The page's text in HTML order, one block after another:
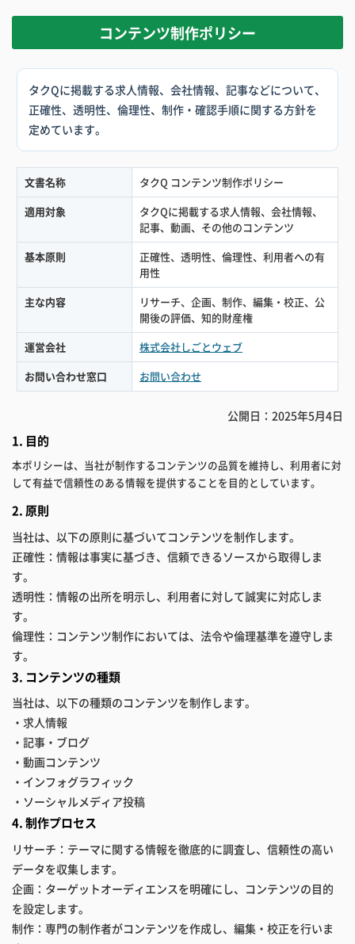
コンテンツ制作ポリシー
タクQに掲載する求人情報、会社情報、記事などについて、
正確性、透明性、倫理性、制作・確認手順に関する方針を
定めています。
文書名称
タクQ コンテンツ制作ポリシー
適用対象
タクQに掲載する求人情報、会社情報、
記事、動画、その他のコンテンツ
基本原則
正確性、透明性、倫理性、利用者への有
用性
主な内容
リサーチ、企画、制作、編集・校正、公
開後の評価、知的財産権
運営会社
株式会社しごとウェブ
お問い合わせ窓口
お問い合わせ
公開日： 2025年5月4日
1. 目的
本ポリシーは、当社が制作するコンテンツの品質を維持し、利用者に対
して有益で信頼性のある情報を提供することを目的としています。
2. 原則
当社は、以下の原則に基づいてコンテンツを制作します。
正確性：情報は事実に基づき、信頼できるソースから取得しま
す。
透明性：情報の出所を明示し、利用者に対して誠実に対応しま
す。
倫理性：コンテンツ制作においては、法令や倫理基準を遵守しま
す。
3. コンテンツの種類
当社は、以下の種類のコンテンツを制作します。
・求人情報
・記事・ブログ
・動画コンテンツ
・インフォグラフィック
・ソーシャルメディア投稿
4. 制作プロセス
リサーチ：テーマに関する情報を徹底的に調査し、信頼性の高い
データを収集します。
企画：ターゲットオーディエンスを明確にし、コンテンツの目的
を設定します。
制作：専門の制作者がコンテンツを作成し、編集・校正を行いま